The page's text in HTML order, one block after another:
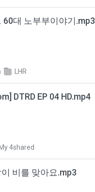
60대 노부부이야기.mp3
LHR
DTRD EP 04 HD.mp4
My 4shared
비를 맞아요.mp3